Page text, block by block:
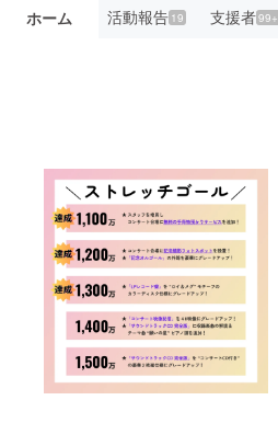
ホーム 活動報告19 支援者99+